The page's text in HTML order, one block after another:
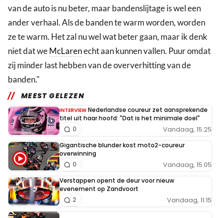
van de auto is nu beter, maar bandenslijtage is wel een
ander verhaal. Als de banden te warm worden, worden
ze te warm. Het zal nu wel wat beter gaan, maar ik denk
niet dat weMcLarenecht aan kunnen vallen. Puur omdat
zij minder last hebben van de oververhitting van de
banden."
MEEST GELEZEN
INTERVIEW Nederlandse coureur zet aansprekende
titel uit haar hoofd: "Dat is het minimale doel"
Vandaag, 15:25
0
Gigantische blunder kost moto2-coureur
overwinning
Vandaag, 15:05
0
Verstappen opent de deur voor nieuw
evenement op Zandvoort
Vandaag, 11:15
2